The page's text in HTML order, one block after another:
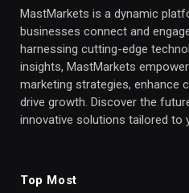
MastMarkets is a dynamic
businesses connect and
harnessing cutting-edge
insights, MastMarkets
marketing strategies, enhance
drive growth. Discover the
innovative solutions tailored to
Top Most